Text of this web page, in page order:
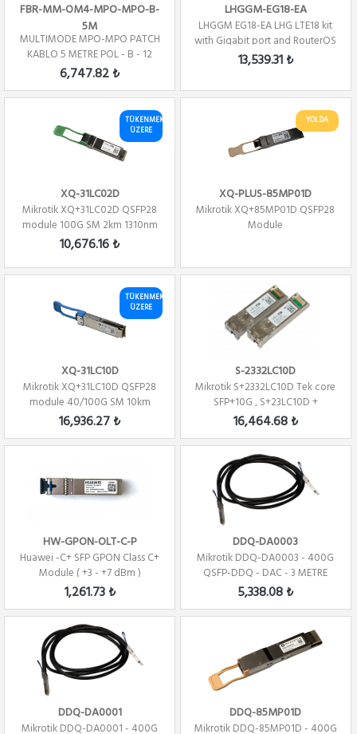
FBR-MM-OM4-MPO-MPO-B-
5M
MULTIMODE MPO-MPO PATCH
KABLO 5 METRE POL - B - 12
Core
6,747.82 ₺
LHGGM-EG18-EA
LHGGM EG18-EA LHG LTE18 kit
with Gigabit port and RouterOS
L3 lice...
13,539.31 ₺
TÜKENMEK
ÜZERE
XQ-31LC02D
Mikrotik XQ+31LC02D QSFP28
module 100G SM 2km 1310nm
CWDM4 Single...
10,676.16 ₺
YOLDA
XQ-PLUS-85MP01D
Mikrotik XQ+85MP01D QSFP28
Module
TÜKENMEK
ÜZERE
XQ-31LC10D
Mikrotik XQ+31LC10D QSFP28
module 40/100G SM 10km
1310nm LC-connec...
16,936.27 ₺
S-2332LC10D
Mikrotik S+2332LC10D Tek core
SFP+10G , S+23LC10D +
S+32LC10D ( TX...
16,464.68 ₺
HW-GPON-OLT-C-P
Huawei -C+ SFP GPON Class C+
Module ( +3 - +7 dBm )
1,261.73 ₺
DDQ-DA0003
Mikrotik DDQ-DA0003 - 400G
QSFP-DDQ - DAC - 3 METRE
5,338.08 ₺
DDQ-DA0001
Mikrotik DDQ-DA0001 - 400G
DDQ-85MP01D
Mikrotik DDQ-85MP01D - 400G